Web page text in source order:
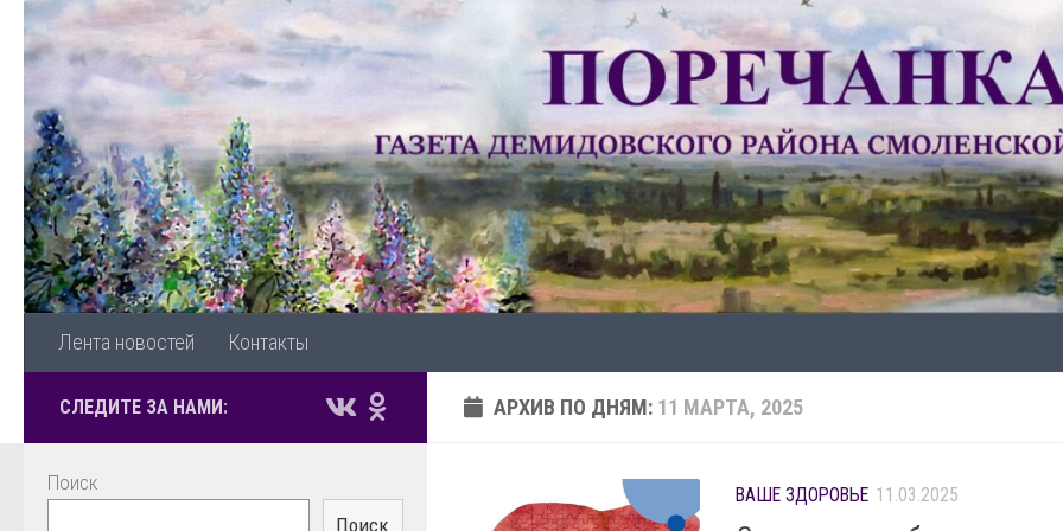
Перейти к содержимому
Лента новостей Контакты
АРХИВ ПО ДНЯМ: 11 МАРТА, 2025
ВАШЕ ЗДОРОВЬЕ 11.03.2025
СЛЕДИТЕ ЗА НАМИ:
Поиск
Поиск